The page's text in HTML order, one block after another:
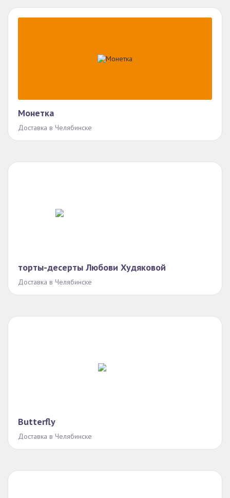
Монетка
Доставка в Челябинске
торты-десерты Любови Худяковой
Доставка в Челябинске
Butterfly
Доставка в Челябинске